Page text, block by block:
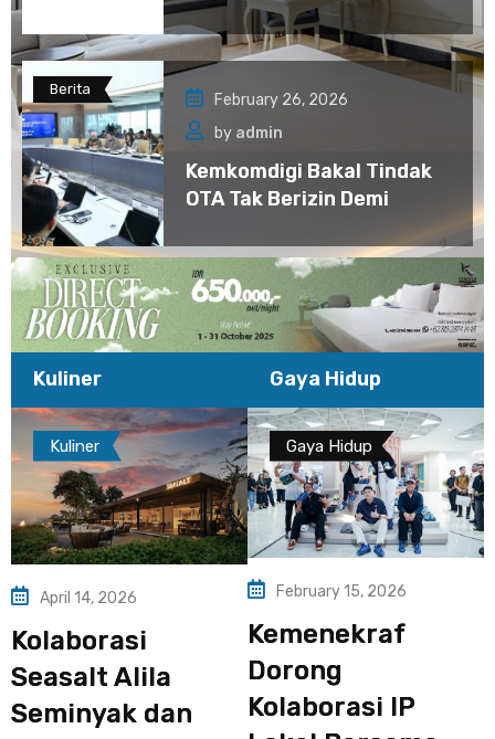
Berita
February 26, 2026
by admin
Kemkomdigi Bakal Tindak
OTA Tak Berizin Demi
Kuliner
Kuliner
April 14, 2026
Kolaborasi
Seasalt Alila
Seminyak dan
Gaya Hidup
Gaya Hidup
February 15, 2026
Kemenekraf
Dorong
Kolaborasi IP